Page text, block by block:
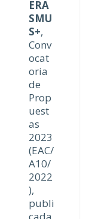
ERA
SMU
S+,
Conv
ocat
oria
de
Prop
uest
as
2023
(EAC/
A10/
2022
),
publi
cada